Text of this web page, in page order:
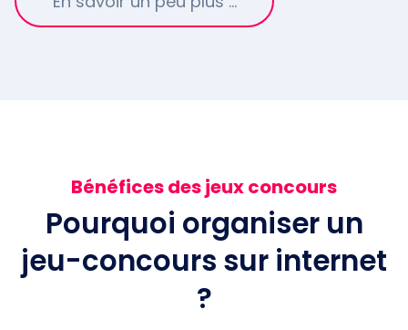
Bénéfices des jeux concours
Pourquoi organiser un
jeu-concours sur internet
?